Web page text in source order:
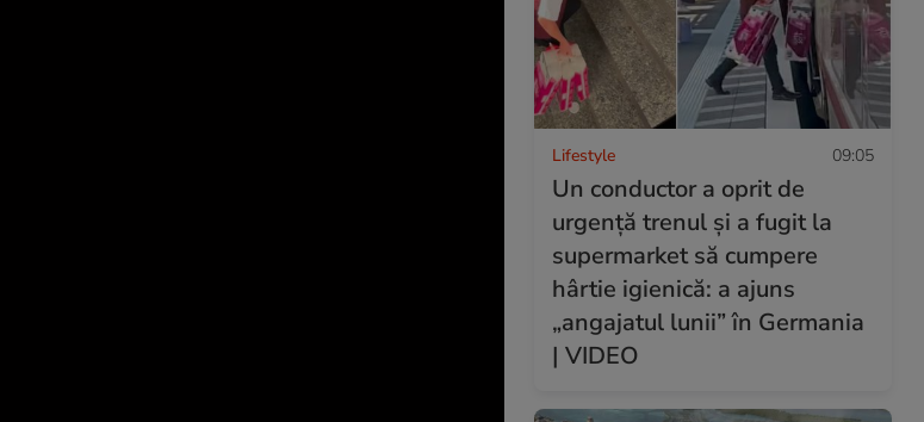
Lifestyle 09:05
Un conductor a oprit de
urgență trenul și a fugit la
supermarket să cumpere
hârtie igienică: a ajuns
„angajatul lunii” în Germania
| VIDEO